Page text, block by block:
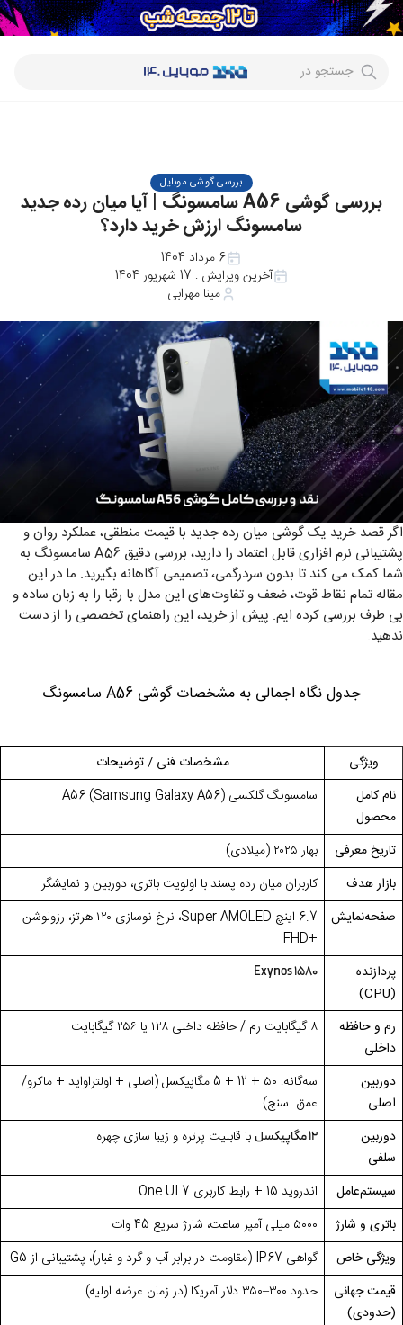
جستجو در
بررسی گوشی موبایل
بررسی گوشی A56 سامسونگ | آیا میان‌ رده جدید
سامسونگ ارزش خرید دارد؟
6 مرداد 1404
آخرین ویرایش : 17 شهریور 1404
مینا مهرابی
اگر قصد خرید یک گوشی میان‌ رده جدید با قیمت منطقی، عملکرد روان و
پشتیبانی نرم‌ افزاری قابل‌ اعتماد را دارید، بررسی دقیق A56 سامسونگ به
شما کمک می‌ کند تا بدون سردرگمی، تصمیمی آگاهانه بگیرید. ما در این
مقاله تمام نقاط قوت، ضعف و تفاوت‌های این مدل با رقبا را به زبان ساده و
بی‌ طرف بررسی کرده‌ ایم. پیش از خرید، این راهنمای تخصصی را از دست
ندهید.
جدول نگاه اجمالی به مشخصات گوشی A56 سامسونگ
ویژگی
مشخصات فنی / توضیحات
نام کامل
محصول
سامسونگ گلکسی A56 (Samsung Galaxy A56)
تاریخ معرفی بهار۲۰۲۵ ( میلادی)
بازار هدف
کاربران میان‌ رده‌ پسند با اولویت باتری، دوربین و نمایشگر
صفحه‌نمایش
6.7 اینچ Super AMOLED، نرخ نوسازی ۱۲۰ هرتز، رزولوشن
+
FHD
پردازنده
(
CPU
)
Exynos 1580
رم و حافظه
داخلی
۸گیگابایت رم / حافظه داخلی ۱۲۸ یا ۲۵۶گیگابایت
دوربین
اصلی
سه‌گانه: ۵۰ + 12 + 5
مگاپیکسل (اصلی + اولتراواید + ماکرو/
عمق‌ سنج)
دوربین
سلفی
12 مگاپیکسل با قابلیت پرتره و زیبا سازی چهره
سیستم‌عامل اندروید 15 + رابط کاربری One UI 7
باتری و شارژ
۵۰۰۰ میلی‌ آمپر ساعت، شارژ سریع 45وات
ویژگی خاص
گواهی IP67 (مقاومت در برابر آب و گرد و غبار)، پشتیبانی از 5 G
قیمت جهانی
(حدودی)
حدود ۳۰۰–۳۵۰ دلار آمریکا (در زمان عرضه اولیه)